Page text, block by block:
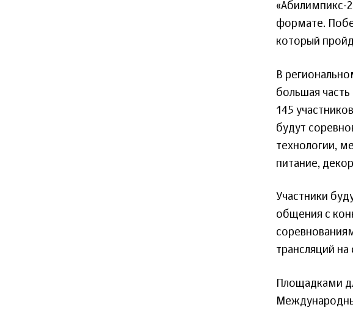
«Абилимпикс-
формате.
который
В
большая
145
будут
технологии,
питание,
Участники
общения с
трансляций
Площадками